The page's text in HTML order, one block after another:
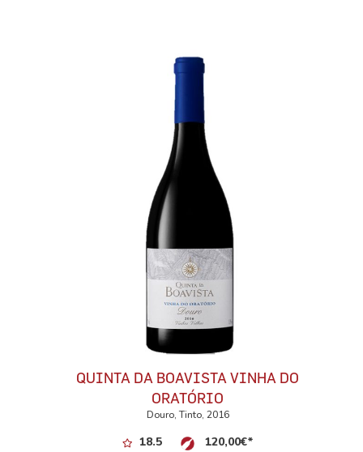
QUINTA DA BOAVISTA VINHA DO
ORATÓRIO
Douro, Tinto, 2016
18.5 120,00€*